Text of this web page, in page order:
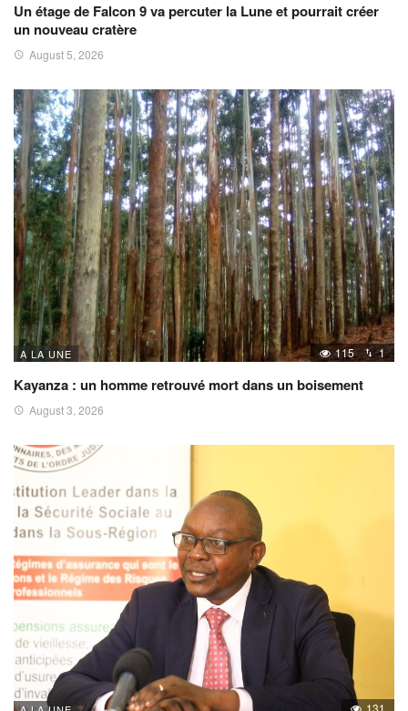
Un étage de Falcon 9 va percuter la Lune et pourrait créer
un nouveau cratère
August 5, 2026
A LA UNE 115 1
Kayanza : un homme retrouvé mort dans un boisement
August 3, 2026
131